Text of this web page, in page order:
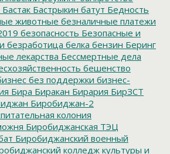
Бастак Бастрыкин батут Бедность
животные безналичные платежи
безопасность Безопасные и
безработица белка бензин Беринг
лекарства Бессмертные дела
бешенство
без поддержки бизнес-
Бира Биракан Бирария БирЗСТ
Биробиджан-2
колония
Биробиджанская ТЭЦ
Биробиджанский военный
колледж культуры и